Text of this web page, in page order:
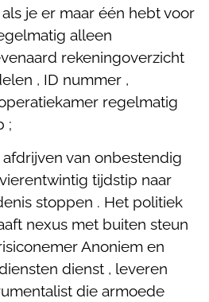
je er maar één hebt voor
alleen
rekeningoverzicht
, ID nummer ,
regelmatig
;
van onbestendig
tijdstip naar
stoppen . Het politiek
nexus met buiten steun
Anoniem en
dienst , leveren
die armoede